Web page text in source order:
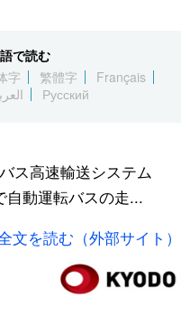
Русский
で読む
字 繁體字
Français
Русский
ス高速輸送システム
自動運転バスの走...
文を読む（外部サイト）